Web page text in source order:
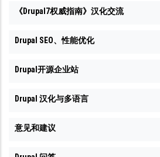
《Drupal7权威指南》汉化交流
Drupal SEO、性能优化
Drupal开源企业站
Drupal 汉化与多语言
意见和建议